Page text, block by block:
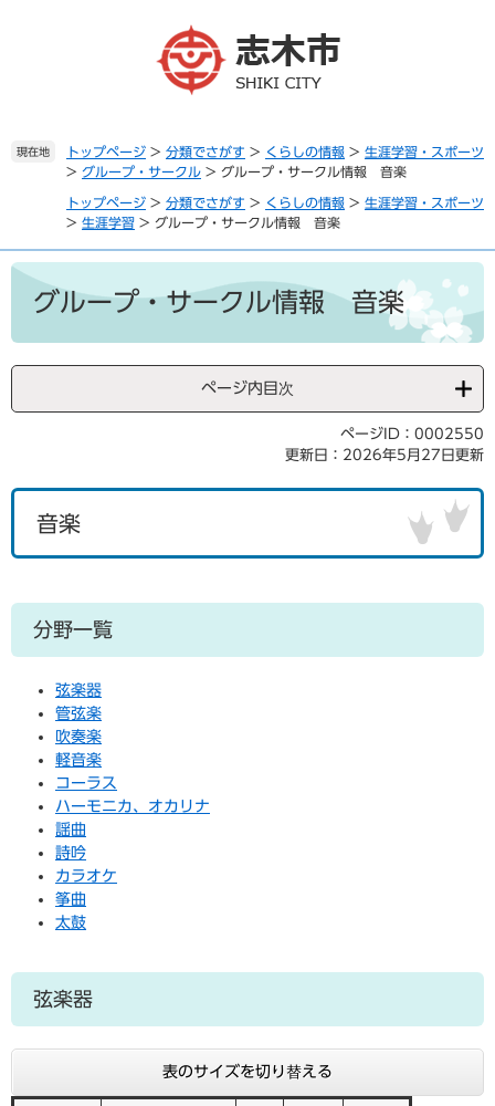
へ
現在地 トップページ > 分類でさがす > くらしの情報 > 生涯学習・スポーツ
> グループ・サークル > グループ・サークル情報 音楽
トップページ > 分類でさがす > くらしの情報 > 生涯学習・スポーツ
> 生涯学習 > グループ・サークル情報 音楽
本
グループ・サークル情報 音楽
ページ内目次
ページID：0002550
更新日：2026年5月27日更新
音楽
分野一覧
弦楽器
管弦楽
吹奏楽
軽音楽
コーラス
ハーモニカ、オカリナ
謡曲
詩吟
カラオケ
筝曲
太鼓
弦楽器
表のサイズを切り替える